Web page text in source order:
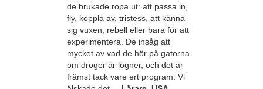
de brukade ropa ut: att passa in,
fly, koppla av, tristess, att känna
sig vuxen, rebell eller bara för att
experimentera. De insåg att
mycket av vad de hör på gatorna
om droger är lögner, och det är
främst tack vare ert program. Vi